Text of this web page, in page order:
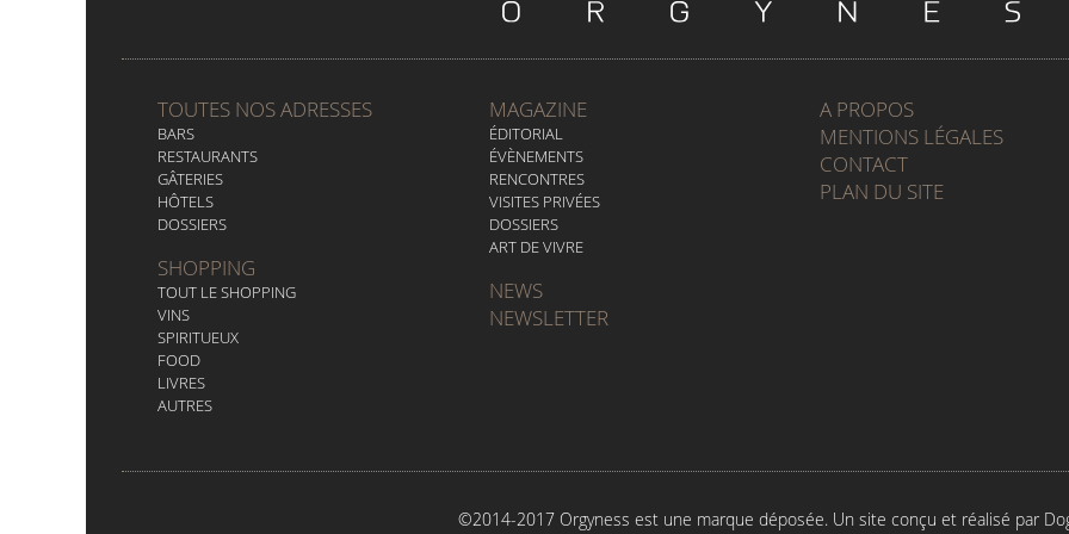
TOUTES NOS ADRESSES
BARS
RESTAURANTS
GÂTERIES
HÔTELS
DOSSIERS
SHOPPING
TOUT LE SHOPPING
VINS
SPIRITUEUX
FOOD
LIVRES
AUTRES
MAGAZINE
ÉDITORIAL
ÉVÈNEMENTS
RENCONTRES
VISITES PRIVÉES
DOSSIERS
ART DE VIVRE
NEWS
NEWSLETTER
A PROPOS
MENTIONS LÉGALES
CONTACT
PLAN DU SITE
©2014-2017 Orgyness est une marque déposée. Un site conçu et réalisé par